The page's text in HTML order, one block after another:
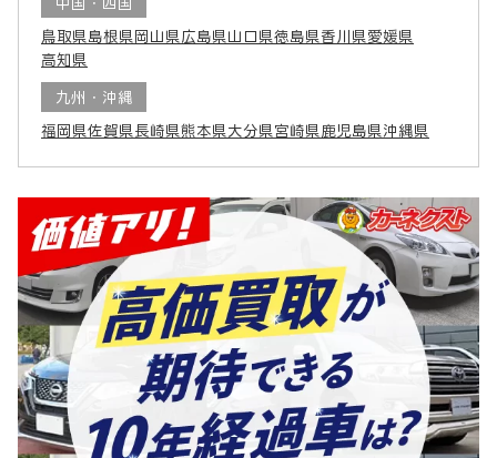
鳥取県島根県 岡山県広島県山口県徳島県香川県愛媛県
高知県
九州・沖縄
福岡県佐賀県長崎県熊本県大分県宮崎県鹿児島県沖縄県